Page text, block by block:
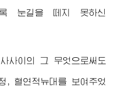
록 눈길을 떼지 못하신
사이의 그 무엇으로써도
, 혈연적뉴대를 보여주었